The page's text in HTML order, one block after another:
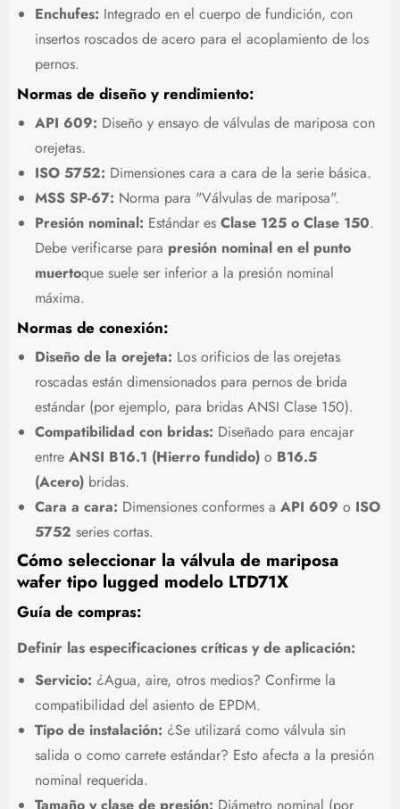
Enchufes: Integrado en el cuerpo de fundición, con
insertos roscados de acero para el acoplamiento de los
pernos.
Normas de diseño y rendimiento:
API 609: Diseño y ensayo de válvulas de mariposa con
orejetas.
ISO 5752: Dimensiones cara a cara de la serie básica.
MSS SP-67: Norma para "Válvulas de mariposa".
Presión nominal: Estándar es Clase 125 o Clase 150.
Debe verificarse para presión nominal en el punto
muertoque suele ser inferior a la presión nominal
máxima.
Normas de conexión:
Diseño de la orejeta: Los orificios de las orejetas
roscadas están dimensionados para pernos de brida
estándar (por ejemplo, para bridas ANSI Clase 150).
Compatibilidad con bridas: Diseñado para encajar
entre ANSI B16.1 (Hierro fundido)o B16.5
(Acero)bridas.
Cara a cara: Dimensiones conformes a API 609 o ISO
5752 series cortas.
Cómo seleccionar la válvula de mariposa
wafer tipo lugged modelo LTD71X
Guía de compras:
Definir las especificaciones críticas y de aplicación:
Servicio: ¿Agua, aire, otros medios? Confirme la
compatibilidad del asiento de EPDM.
Tipo de instalación: ¿Se utilizará como válvula sin
salida o como carrete estándar? Esto afecta a la presión
nominal requerida.